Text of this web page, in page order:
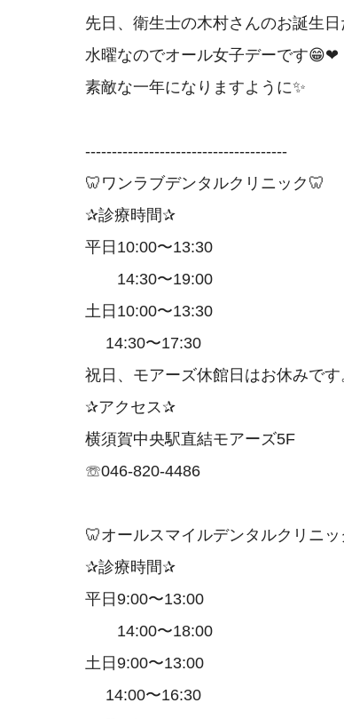
先日、衛生士の木村さんのお誕生
水曜なのでオール女子デーです😁❤
素敵な一年になりますように✨
--------------------------------------
🦷ワンラブデンタルクリニック🦷
✰診療時間✰
平日10:00〜13:30
14:30〜19:00
土日10:00〜13:30
14:30〜17:30
祝日、モアーズ休館日はお休みです
✰アクセス✰
横須賀中央駅直結モアーズ5F
☏046-820-4486
🦷オールスマイルデンタルクリニッ
✰診療時間✰
平日9:00〜13:00
14:00〜18:00
土日9:00〜13:00
14:00〜16:30